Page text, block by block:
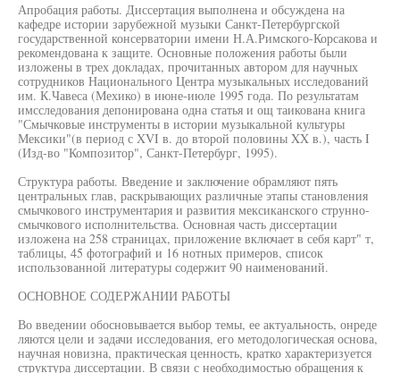
Апробация работы. Диссертация выполнена и обсуждена на
кафедре истории зарубежной музыки Санкт-Петербургской
государственной консерватории имени Н.А.Римского-Корсакова и
рекомендована к защите. Основные положения работы были
изложены в трех докладах, прочитанных автором для научных
сотрудников Национального Центра музыкальных исследований
им. К.Чавеса (Мехико) в июне-июле 1995 года. По результатам
имсследования депонирована одна статья и ощ таикована книга
"Смычковые инструменты в истории музыкальной культуры
Мексики"(в период с XVI в. до второй половины XX в.), часть I
(Изд-во "Композитор", Санкт-Петербург, 1995).
Структура работы. Введение и заключение обрамляют пять
центральных глав, раскрывающих различные этапы становления
смычкового инструментария и развития мексиканского струнно-
смычкового исполнительства. Основная часть диссертации
изложена на 258 страницах, приложение включает в себя карт" т,
таблицы, 45 фотографий и 16 нотных примеров, список
использованной литературы содержит 90 наименований.
ОСНОВНОЕ СОДЕРЖАНИИ РАБОТЫ
Во введении обосновывается выбор темы, ее актуальность, онреде
ляются цели и задачи исследования, его методологическая основа,
научная новизна, практическая ценность, кратко характеризуется
структура диссертации. В связи с необходимостью обращения к